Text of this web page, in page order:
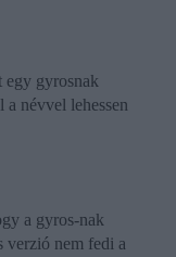
egy gyrosnak
névvel lehessen
a gyros-nak
verzió nem fedi a